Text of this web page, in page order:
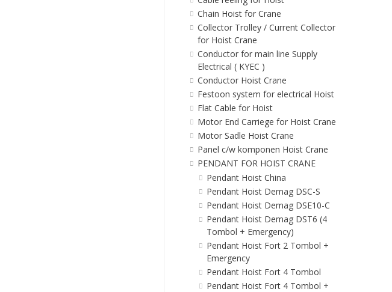
Chain Hoist for Crane
Collector Trolley / Current Collector
for Hoist Crane
Conductor for main line Supply
Electrical ( KYEC )
Conductor Hoist Crane
Festoon system for electrical Hoist
Flat Cable for Hoist
Motor End Carriege for Hoist Crane
Motor Sadle Hoist Crane
Panel c/w komponen Hoist Crane
PENDANT FOR HOIST CRANE
Pendant Hoist China
Pendant Hoist Demag DSC-S
Pendant Hoist Demag DSE10-C
Pendant Hoist Demag DST6 (4
Tombol + Emergency)
Pendant Hoist Fort 2 Tombol +
Emergency
Pendant Hoist Fort 4 Tombol
Pendant Hoist Fort 4 Tombol +